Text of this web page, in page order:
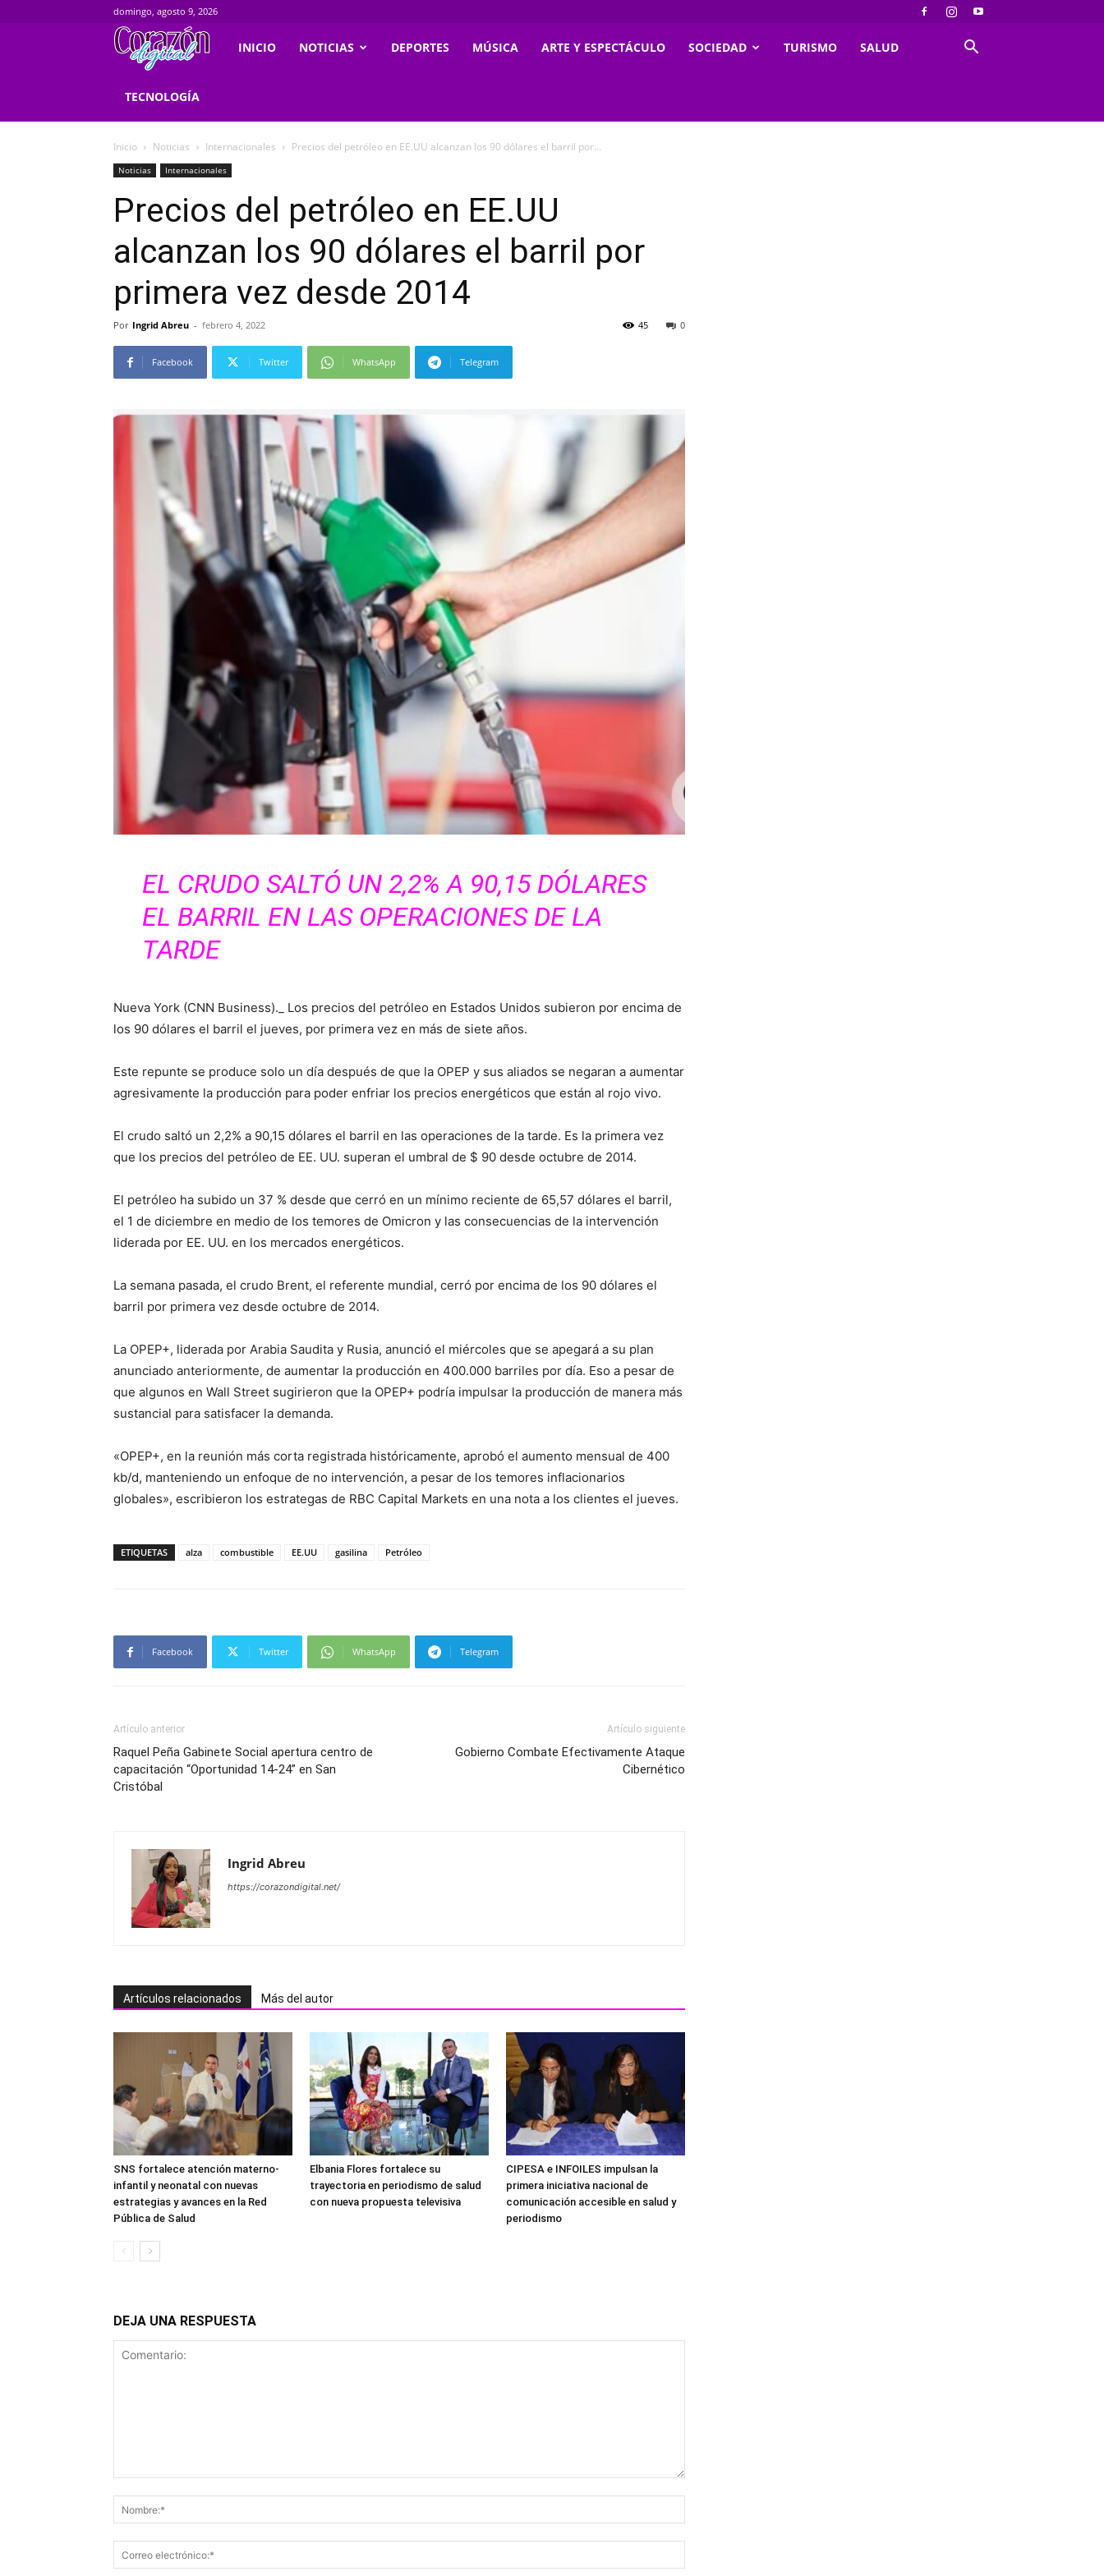
domingo, agosto 9, 2026
Corazondigital.net
INICIO NOTICIAS DEPORTES MÚSICA ARTE Y ESPECTÁCULO SOCIEDAD TURISMO SALUD
TECNOLOGÍA
Inicio Noticias Internacionales Precios del petróleo en EE.UU alcanzan los 90 dólares el barril por...
Noticias Internacionales
Precios del petróleo en EE.UU
alcanzan los 90 dólares el barril por
primera vez desde 2014
Por Ingrid Abreu - febrero 4, 2022 0
45
Facebook Twitter WhatsApp Telegram
EL CRUDO SALTÓ UN 2,2% A 90,15 DÓLARES
EL BARRIL EN LAS OPERACIONES DE LA
TARDE
Nueva York (CNN Business)._ Los precios del petróleo en Estados Unidos subieron por encima de
los 90 dólares el barril el jueves, por primera vez en más de siete años.
Este repunte se produce solo un día después de que la OPEP y sus aliados se negaran a aumentar
agresivamente la producción para poder enfriar los precios energéticos que están al rojo vivo.
El crudo saltó un 2,2% a 90,15 dólares el barril en las operaciones de la tarde. Es la primera vez
que los precios del petróleo de EE. UU. superan el umbral de $ 90 desde octubre de 2014.
El petróleo ha subido un 37 % desde que cerró en un mínimo reciente de 65,57 dólares el barril,
el 1 de diciembre en medio de los temores de Omicron y las consecuencias de la intervención
liderada por EE. UU. en los mercados energéticos.
La semana pasada, el crudo Brent, el referente mundial, cerró por encima de los 90 dólares el
barril por primera vez desde octubre de 2014.
La OPEP+, liderada por Arabia Saudita y Rusia, anunció el miércoles que se apegará a su plan
anunciado anteriormente, de aumentar la producción en 400.000 barriles por día. Eso a pesar de
que algunos en Wall Street sugirieron que la OPEP+ podría impulsar la producción de manera más
sustancial para satisfacer la demanda.
«OPEP+, en la reunión más corta registrada históricamente, aprobó el aumento mensual de 400
kb/d, manteniendo un enfoque de no intervención, a pesar de los temores inflacionarios
globales», escribieron los estrategas de RBC Capital Markets en una nota a los clientes el jueves.
ETIQUETAS alza combustible EE.UU gasilina Petróleo
Facebook Twitter WhatsApp Telegram
Artículo anterior
Raquel Peña Gabinete Social apertura centro de
capacitación “Oportunidad 14-24” en San
Cristóbal
Artículo siguiente
Gobierno Combate Efectivamente Ataque
Cibernético
Ingrid Abreu
https://corazondigital.net/
Artículos relacionados Más del autor
SNS fortalece atención materno-
infantil y neonatal con nuevas
estrategias y avances en la Red
Pública de Salud
Elbania Flores fortalece su
trayectoria en periodismo de salud
con nueva propuesta televisiva
CIPESA e INFOILES impulsan la
primera iniciativa nacional de
comunicación accesible en salud y
periodismo
DEJA UNA RESPUESTA